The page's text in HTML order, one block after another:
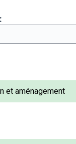
et aménagement